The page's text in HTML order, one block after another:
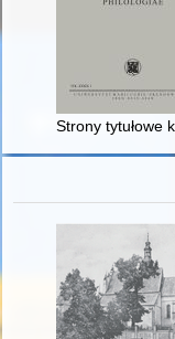
Strony tytułowe